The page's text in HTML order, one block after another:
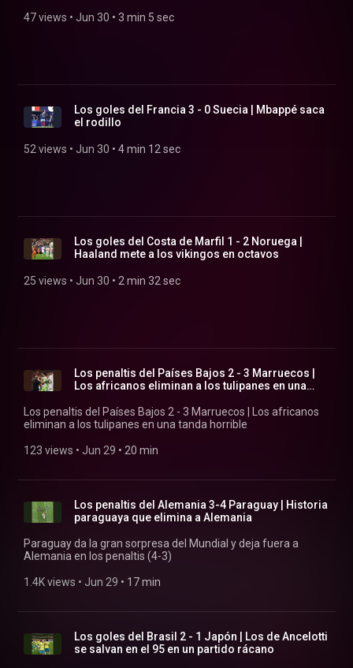
47 views • Jun 30 • 3 min 5 sec
Los goles del Francia 3 - 0 Suecia | Mbappé saca
el rodillo
52 views • Jun 30 • 4 min 12 sec
Los goles del Costa de Marfil 1 - 2 Noruega |
Haaland mete a los vikingos en octavos
25 views • Jun 30 • 2 min 32 sec
Los penaltis del Países Bajos 2 - 3 Marruecos |
Los africanos eliminan a los tulipanes en una
Los penaltis del Países Bajos 2 - 3 Marruecos | Los africanos
eliminan a los tulipanes en una tanda horrible
123 views • Jun 29 • 20 min
Los penaltis del Alemania 3-4 Paraguay | Historia
paraguaya que elimina a Alemania
Paraguay da la gran sorpresa del Mundial y deja fuera a
Alemania en los penaltis (4-3)
1.4K views • Jun 29 • 17 min
Los goles del Brasil 2 - 1 Japón | Los de Ancelotti
se salvan en el 95 en un partido rácano